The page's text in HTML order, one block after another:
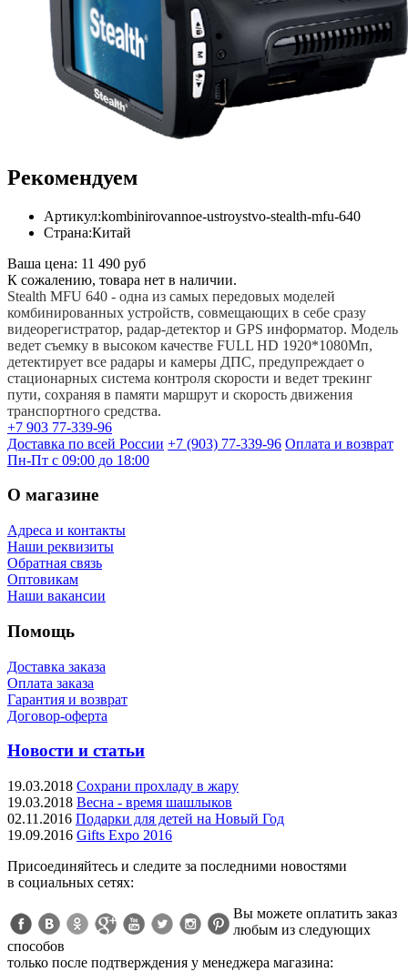
Рекомендуем
Артикул:kombinirovannoe-ustroystvo-stealth-mfu-640
Страна:Китай
Ваша цена: 11 490 руб
К сожалению, товара нет в наличии.
Stealth MFU 640 - одна из самых передовых моделей
комбинированных устройств, совмещающих в себе сразу
видеорегистратор, радар-детектор и GPS информатор. Модель
ведет съемку в высоком качестве FULL HD 1920*1080Мп,
детектирует все радары и камеры ДПС, предупреждает о
стационарных система контроля скорости и ведет трекинг
пути, сохраняя в памяти маршрут и скорость движения
транспортного средства.
+7 903 77-339-96
Доставка по всей России +7 (903) 77-339-96 Оплата и возврат
Пн-Пт с 09:00 до 18:00
О магазине
Адреса и контакты
Наши реквизиты
Обратная связь
Оптовикам
Наши вакансии
Помощь
Доставка заказа
Оплата заказа
Гарантия и возврат
Договор-оферта
Новости и статьи
19.03.2018 Сохрани прохладу в жару
19.03.2018 Весна - время шашлыков
02.11.2016 Подарки для детей на Новый Год
19.09.2016 Gifts Expo 2016
Присоединяйтесь и следите за последними новостями
в социальных сетях:
Вы можете оплатить заказ
любым из следующих
способов
только после подтверждения у менеджера магазина: